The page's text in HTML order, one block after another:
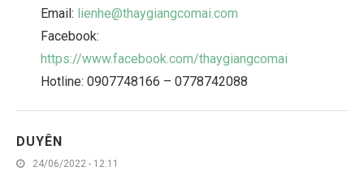
Email: lienhe@thaygiangcomai.com
Facebook:
https://www.facebook.com/thaygiangcomai
Hotline: 0907748166 – 0778742088
DUYÊN
24/06/2022 - 12:11